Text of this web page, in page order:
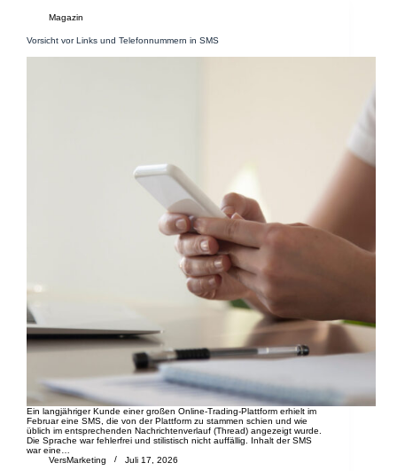
Magazin
Vorsicht vor Links und Telefonnummern in SMS
Ein langjähriger Kunde einer großen Online-Trading-Plattform erhielt im
Februar eine SMS, die von der Plattform zu stammen schien und wie
üblich im entsprechenden Nachrichtenverlauf (Thread) angezeigt wurde.
Die Sprache war fehlerfrei und stilistisch nicht auffällig. Inhalt der SMS
war eine…
VersMarketing
Juli 17, 2026